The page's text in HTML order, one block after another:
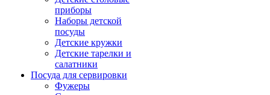
приборы
Наборы детской
посуды
Детские кружки
Детские тарелки и
салатники
Посуда для сервировки
Фужеры